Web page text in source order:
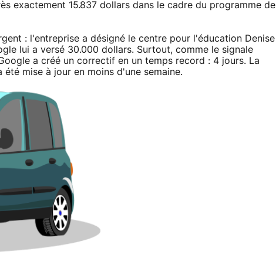
exactement 15.837 dollars dans le cadre du programme de
: l'entreprise a désigné le centre pour l'éducation Denise
lui a versé 30.000 dollars. Surtout, comme le signale
a créé un correctif en un temps record : 4 jours. La
mise à jour en moins d'une semaine.